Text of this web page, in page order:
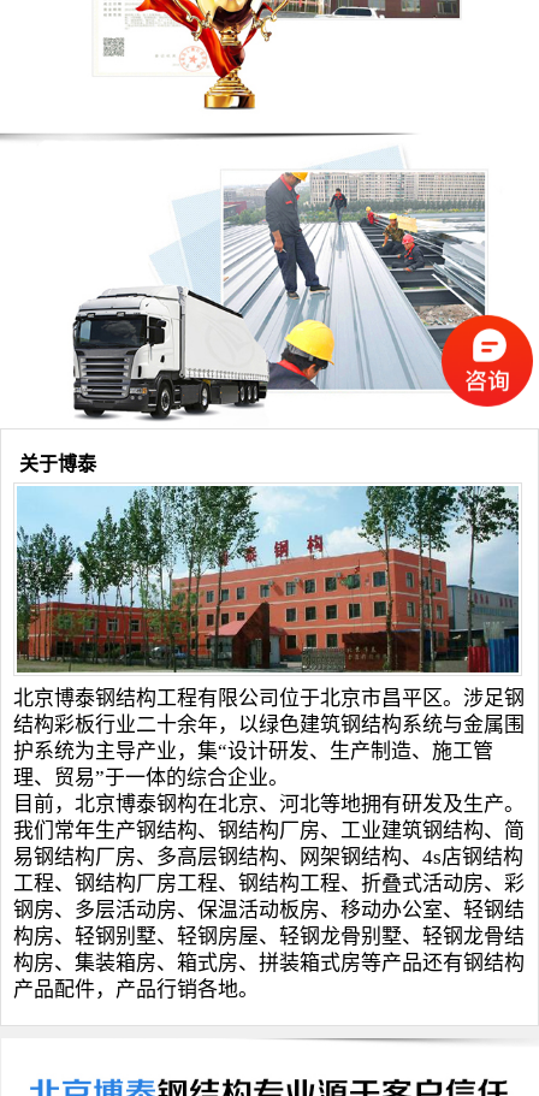
关于博泰
北京博泰钢结构工程有限公司位于北京市昌平区。涉足钢
结构彩板行业二十余年，以绿色建筑钢结构系统与金属围
护系统为主导产业，集“设计研发、生产制造、施工管
理、贸易”于一体的综合企业。
目前，北京博泰钢构在北京、河北等地拥有研发及生产。
我们常年生产钢结构、 钢结构厂房、 工业建筑钢结构、 简
易钢结构厂房、 多高层钢结构、 网架钢结构、 4s店钢结构
工程、钢结构厂房工程、 钢结构工程、 折叠式活动房、 彩
钢房、 多层活动房、 保温活动板房、 移动办公室、 轻钢结
构房、 轻钢别墅、 轻钢房屋、轻钢龙骨别墅、轻钢龙骨结
构房、 集装箱房、 箱式房、 拼装箱式房等产品还有钢结构
产品配件，产品行销各地。